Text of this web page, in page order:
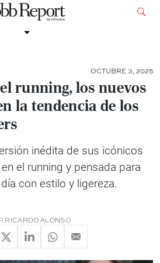
OCTUBRE 3, 2025
running, los nuevos
la tendencia de los
inédita de sus icónicos
el running y pensada para
con estilo y ligereza.
RICARDO ALONSO